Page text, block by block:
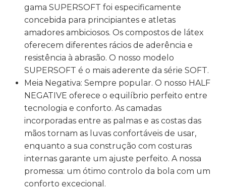
gama SUPERSOFT foi especificamente
concebida para principiantes e atletas
amadores ambiciosos. Os compostos de látex
oferecem diferentes rácios de aderência e
resistência à abrasão. O nosso modelo
SUPERSOFT é o mais aderente da série SOFT.
Meia Negativa: Sempre popular. O nosso HALF
NEGATIVE oferece o equilíbrio perfeito entre
tecnologia e conforto. As camadas
incorporadas entre as palmas e as costas das
mãos tornam as luvas confortáveis de usar,
enquanto a sua construção com costuras
internas garante um ajuste perfeito. A nossa
promessa: um ótimo controlo da bola com um
conforto excecional.